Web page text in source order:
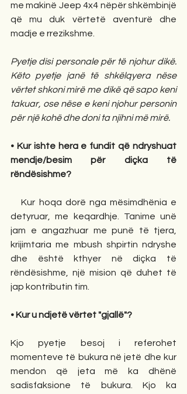
me makinë Jeep 4x4 nëpër shkëmbinjë
që mu duk vërtetë aventurë dhe
madje e rrezikshme.
Pyetje disi personale për të njohur dikë.
Këto pyetje janë të shkëlqyera nëse
vërtet shkoni mirë me dikë që sapo keni
takuar, ose nëse e keni njohur personin
për një kohë dhe doni ta njihni më mirë.
• Kur ishte hera e fundit që ndryshuat
mendje/besim për diçka të
rëndësishme?
Kur hoqa dorë nga mësimdhënia e
detyruar, me keqardhje. Tanime unë
jam e angazhuar me punë të tjera,
krijimtaria me mbush shpirtin ndryshe
dhe është kthyer në diçka të
rëndësishme, një mision që duhet të
jap kontributin tim.
• Kur u ndjetë vërtet "gjallë"?
Kjo pyetje besoj i referohet
momenteve të bukura në jetë dhe kur
mendon që jeta më ka dhënë
sadisfaksione të bukura. Kjo ka